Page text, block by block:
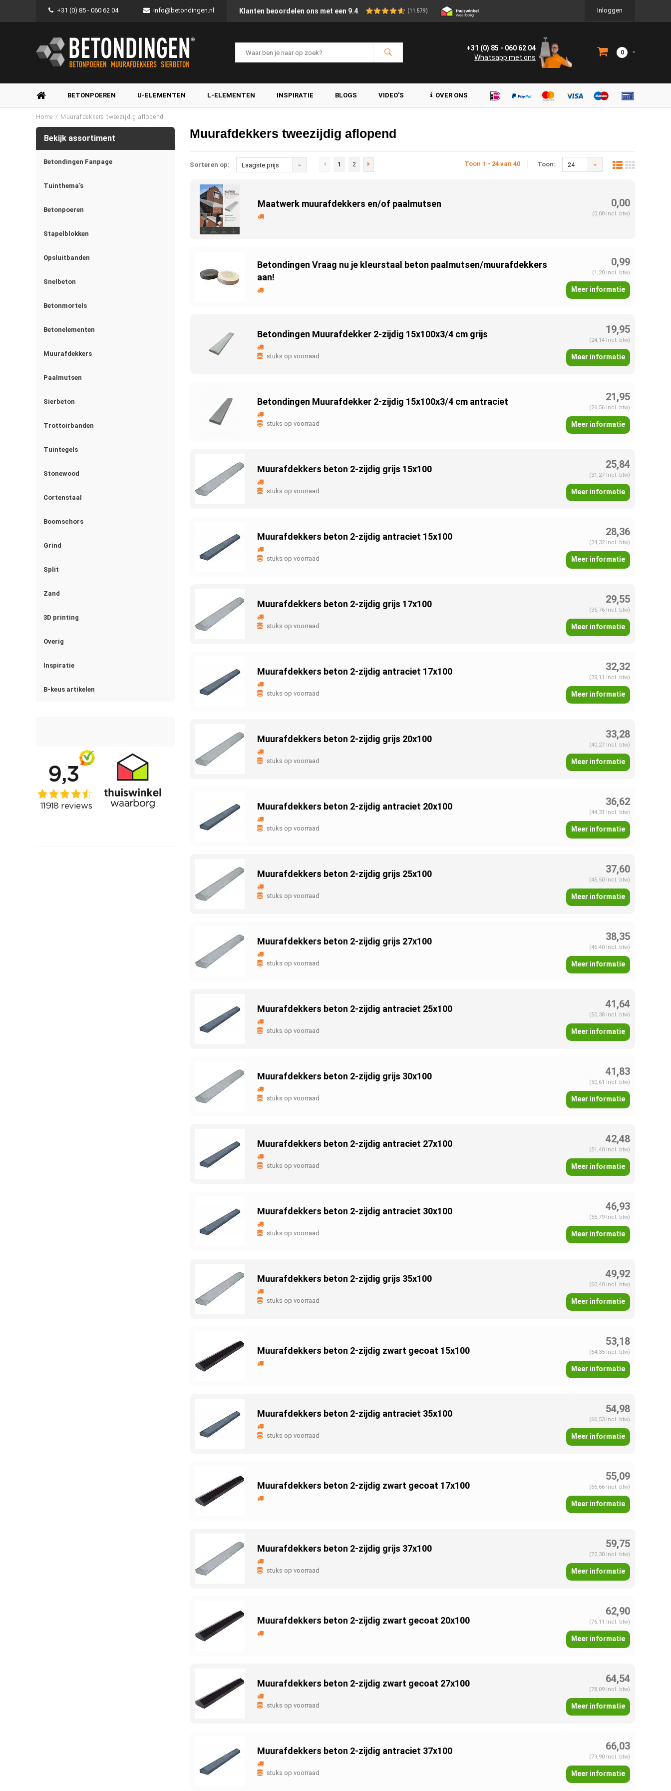
+31 (0) 85 - 060 62 04 info@betondingen.nl Klanten beoordelen ons met een 9.4 (11.579) Inloggen
+31 (0) 85 - 060 62 04
Whatsapp met ons
0
BETONPOEREN U-ELEMENTEN L-ELEMENTEN INSPIRATIE BLOGS VIDEO'S OVER ONS
Home / Muurafdekkers tweezijdig aflopend
Bekijk assortiment
Betondingen Fanpage
Tuinthema's
Betonpoeren
Stapelblokken
Opsluitbanden
Snelbeton
Betonmortels
Betonelementen
Muurafdekkers
Paalmutsen
Sierbeton
Trottoirbanden
Tuintegels
Stonewood
Cortenstaal
Boomschors
Grind
Split
Zand
3D printing
Overig
Inspiratie
B-keus artikelen
Muurafdekkers tweezijdig aflopend
Sorteren op: Laagste prijs 1 2 Toon 1 - 24 van 40 Toon: 24
Maatwerk muurafdekkers en/of paalmutsen 0,00
(0,00 Incl. btw)
Betondingen Vraag nu je kleurstaal beton paalmutsen/muurafdekkers
aan!
0,99
(1,20 Incl. btw)
Meer informatie
Betondingen Muurafdekker 2-zijdig 15x100x3/4 cm grijs
stuks op voorraad
19,95
(24,14 Incl. btw)
Meer informatie
Betondingen Muurafdekker 2-zijdig 15x100x3/4 cm antraciet
stuks op voorraad
21,95
(26,56 Incl. btw)
Meer informatie
Muurafdekkers beton 2-zijdig grijs 15x100
stuks op voorraad
25,84
(31,27 Incl. btw)
Meer informatie
Muurafdekkers beton 2-zijdig antraciet 15x100
stuks op voorraad
28,36
(34,32 Incl. btw)
Meer informatie
Muurafdekkers beton 2-zijdig grijs 17x100
stuks op voorraad
29,55
(35,76 Incl. btw)
Meer informatie
Muurafdekkers beton 2-zijdig antraciet 17x100
stuks op voorraad
32,32
(39,11 Incl. btw)
Meer informatie
Muurafdekkers beton 2-zijdig grijs 20x100
stuks op voorraad
33,28
(40,27 Incl. btw)
Meer informatie
Muurafdekkers beton 2-zijdig antraciet 20x100
stuks op voorraad
36,62
(44,31 Incl. btw)
Meer informatie
Muurafdekkers beton 2-zijdig grijs 25x100
stuks op voorraad
37,60
(45,50 Incl. btw)
Meer informatie
Muurafdekkers beton 2-zijdig grijs 27x100
stuks op voorraad
38,35
(46,40 Incl. btw)
Meer informatie
Muurafdekkers beton 2-zijdig antraciet 25x100
stuks op voorraad
41,64
(50,38 Incl. btw)
Meer informatie
Muurafdekkers beton 2-zijdig grijs 30x100
stuks op voorraad
41,83
(50,61 Incl. btw)
Meer informatie
Muurafdekkers beton 2-zijdig antraciet 27x100
stuks op voorraad
42,48
(51,40 Incl. btw)
Meer informatie
Muurafdekkers beton 2-zijdig antraciet 30x100
stuks op voorraad
46,93
(56,79 Incl. btw)
Meer informatie
Muurafdekkers beton 2-zijdig grijs 35x100
stuks op voorraad
49,92
(60,40 Incl. btw)
Meer informatie
Muurafdekkers beton 2-zijdig zwart gecoat 15x100
53,18
(64,35 Incl. btw)
Meer informatie
Muurafdekkers beton 2-zijdig antraciet 35x100
stuks op voorraad
54,98
(66,53 Incl. btw)
Meer informatie
Muurafdekkers beton 2-zijdig zwart gecoat 17x100
55,09
(66,66 Incl. btw)
Meer informatie
Muurafdekkers beton 2-zijdig grijs 37x100
stuks op voorraad
59,75
(72,30 Incl. btw)
Meer informatie
Muurafdekkers beton 2-zijdig zwart gecoat 20x100
62,90
(76,11 Incl. btw)
Meer informatie
Muurafdekkers beton 2-zijdig zwart gecoat 27x100
stuks op voorraad
64,54
(78,09 Incl. btw)
Meer informatie
Muurafdekkers beton 2-zijdig antraciet 37x100
stuks op voorraad
66,03
(79,90 Incl. btw)
Meer informatie